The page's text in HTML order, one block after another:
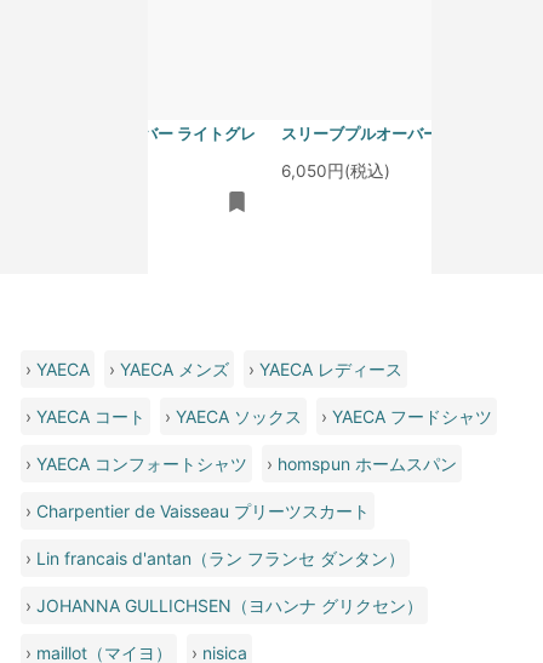
スリーブプルオーバー ライトグレ
スリーブプルオーバー サラシ
6,050円(税込)
›YAECA ›YAECA メンズ ›YAECA レディース
›YAECA コート ›YAECA ソックス ›YAECA フードシャツ
›YAECA コンフォートシャツ › homspun ホームスパン
› Charpentier de Vaisseau プリーツスカート
› Lin francais d'antan（ラン フランセ ダンタン）
›JOHANNA GULLICHSEN（ヨハンナ グリクセン）
› maillot（マイヨ） › nisica